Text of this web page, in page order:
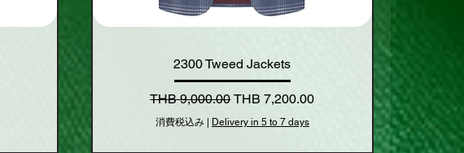
2300 Tweed Jackets
通常価格
THB 9,000.00セール価格
THB 7,200.00
消費税込み| Delivery in 5 to 7 days